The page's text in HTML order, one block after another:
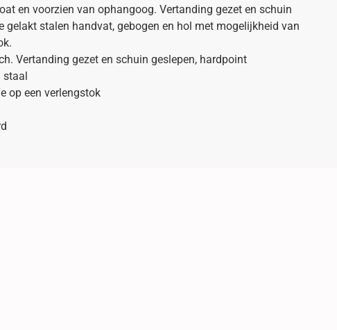
en voorzien van ophangoog. Vertanding gezet en schuin
gelakt stalen handvat, gebogen en hol met mogelijkheid van
Vertanding gezet en schuin geslepen, hardpoint
staal
op een verlengstok